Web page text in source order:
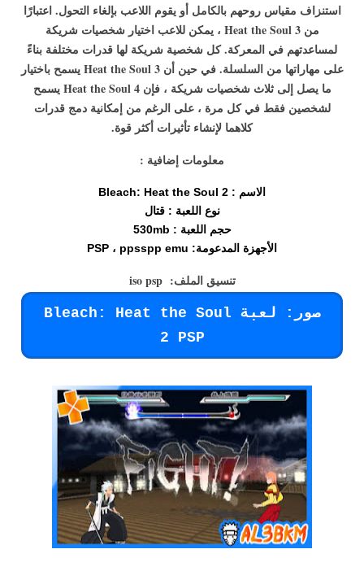
استنزاف مقياس روحهم بالكامل أو يقوم اللاعب بإلغاء التحول. اعتبارًا
من Heat the Soul 3 ، يمكن للاعب اختيار شخصيات شريكة
لمساعدتهم في المعركة. كل شخصية شريكة لها قدرات مختلفة بناءً
على مهاراتها من السلسلة. في حين أن Heat the Soul 3 يسمح باختيار
ما يصل إلى ثلاث شخصيات شريكة ، فإن Heat the Soul 4 يسمح
لشخصين فقط في كل مرة ، على الرغم من إمكانية دمج قدرات
كلاهما لإنشاء تأثيرات أكثر قوة.
معلومات إضافية :
الاسم : Bleach: Heat the Soul 2
نوع اللعبة : قتال
حجم اللعبة : 530mb
الأجهزة المدعومة: PSP ، ppsspp emu
تنسيق الملف: iso psp
صور: لعبة Bleach: Heat the Soul
2 PSP